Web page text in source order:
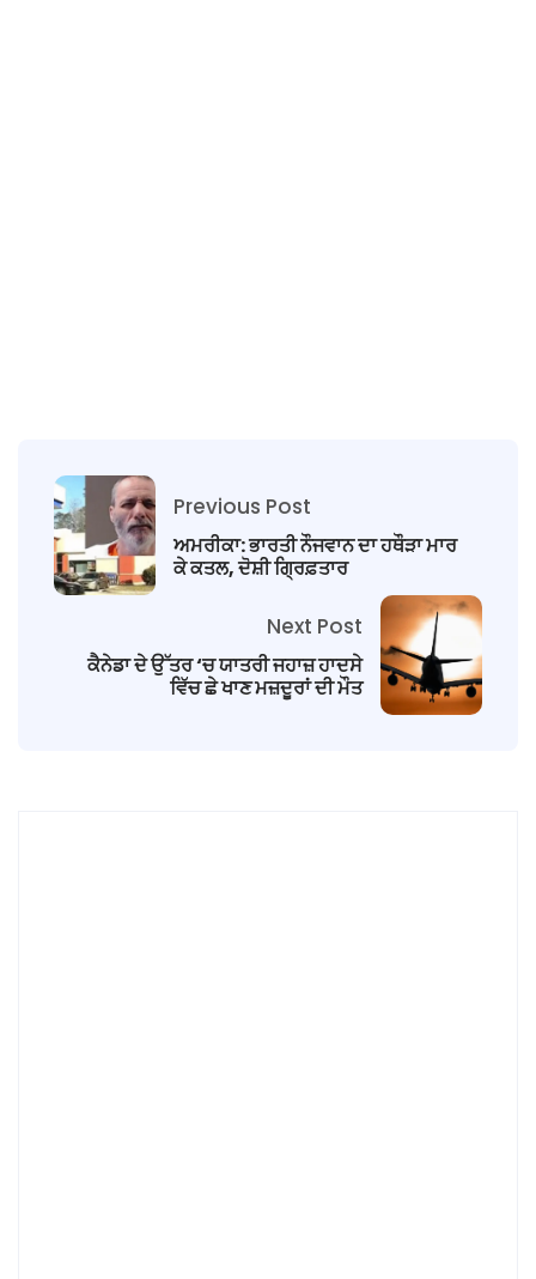
Previous Post
ਅਮਰੀਕਾ: ਭਾਰਤੀ ਨੌਜਵਾਨ ਦਾ ਹਥੌੜਾ ਮਾਰ
ਕੇ ਕਤਲ, ਦੋਸ਼ੀ ਗ੍ਰਿਫ਼ਤਾਰ
Next Post
ਕੈਨੇਡਾ ਦੇ ਉੱਤਰ ‘ਚ ਯਾਤਰੀ ਜਹਾਜ਼ ਹਾਦਸੇ
ਵਿੱਚ ਛੇ ਖਾਣ ਮਜ਼ਦੂਰਾਂ ਦੀ ਮੌਤ